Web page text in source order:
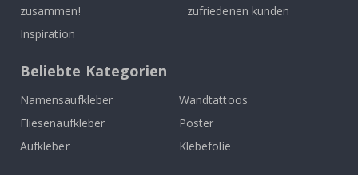
zusammen!
Inspiration
zufriedenen kunden
Beliebte Kategorien
Namensaufkleber
Wandtattoos
Fliesenaufkleber
Poster
Aufkleber
Klebefolie